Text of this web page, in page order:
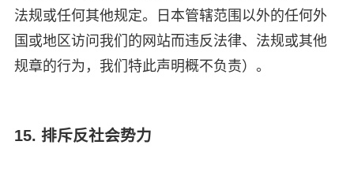
法规或任何其他规定。日本管辖范围以外的任何外
国或地区访问我们的网站而违反法律、法规或其他
规章的行为，我们特此声明概不负责）。
15. 排斥反社会势力